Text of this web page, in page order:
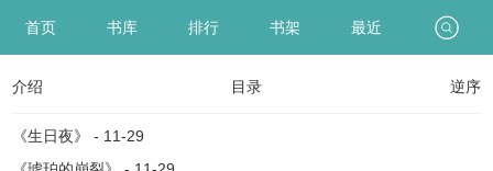
首页 书库 排行 书架 最近
介绍 目录 逆序
《生日夜》 - 11-29